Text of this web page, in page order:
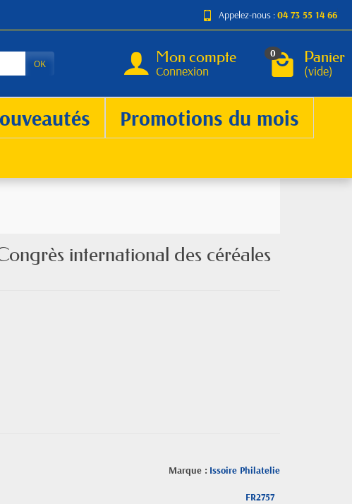
Appelez-nous :04 73 55 14 66
OK Mon compte
Connexion
0 Panier
(vide)
Promotions du mois
international des céréales
Marque : Issoire Philatelie
FR2757